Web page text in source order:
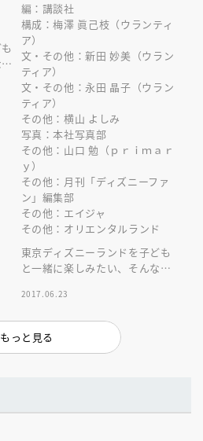
編：講談社
構成：梅澤 眞己枝（ウランティ
ア）
文・その他：新田 妙美（ウラン
ティア）
文・その他：永田 晶子（ウラン
ティア）
その他：横山 よしみ
写真：本社写真部
その他：山口 勉（ｐｒｉｍａｒ
ｙ）
その他：月刊「ディズニーファ
ン」編集部
その他：エイジャ
その他：オリエンタルランド
東京ディズニーランドを子ども
と一緒に楽しみたい、そんなマ
新版。ディズニーキャラクター
2017.06.23
もっと見る